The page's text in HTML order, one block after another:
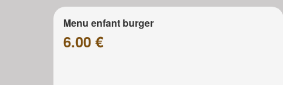
Menu enfant burger
6.00 €